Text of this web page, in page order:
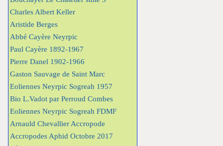
Charles Albert Keller
Aristide Berges
Abbé Cayère Neyrpic
Paul Cayère 1892-1967
Pierre Danel 1902-1966
Gaston Sauvage de Saint Marc
Eoliennes Neyrpic Sogreah 1957
Bio L.Vadot par Perroud Combes
Eoliennes Neyrpic Sogreah FDMF
Arnauld Chevallier Accropode
Accropodes Aphid Octobre 2017